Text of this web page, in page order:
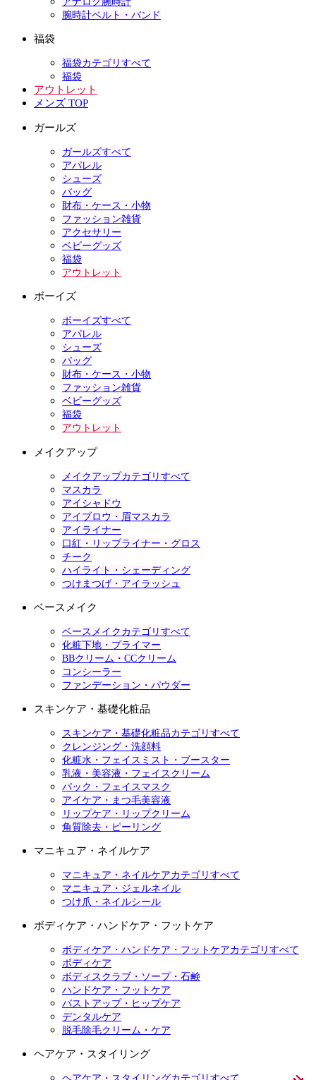
腕時計ベルト・バンド
福袋
福袋カテゴリすべて
福袋
アウトレット
メンズ TOP
ガールズ
ガールズすべて
アパレル
シューズ
バッグ
財布・ケース・小物
ファッション雑貨
アクセサリー
ベビーグッズ
福袋
アウトレット
ボーイズ
ボーイズすべて
アパレル
シューズ
バッグ
財布・ケース・小物
ファッション雑貨
ベビーグッズ
福袋
アウトレット
メイクアップ
メイクアップカテゴリすべて
マスカラ
アイシャドウ
アイブロウ・眉マスカラ
アイライナー
口紅・リップライナー・グロス
チーク
ハイライト・シェーディング
つけまつげ・アイラッシュ
ベースメイク
ベースメイクカテゴリすべて
化粧下地・プライマー
BBクリーム・CCクリーム
コンシーラー
ファンデーション・パウダー
スキンケア・基礎化粧品
スキンケア・基礎化粧品カテゴリすべて
クレンジング・洗顔料
化粧水・フェイスミスト・ブースター
乳液・美容液・フェイスクリーム
パック・フェイスマスク
アイケア・まつ毛美容液
リップケア・リップクリーム
角質除去・ピーリング
マニキュア・ネイルケア
マニキュア・ネイルケアカテゴリすべて
マニキュア・ジェルネイル
つけ爪・ネイルシール
ボディケア・ハンドケア・フットケア
ボディケア・ハンドケア・フットケアカテゴリすべて
ボディケア
ボディスクラブ・ソープ・石鹸
ハンドケア・フットケア
バストアップ・ヒップケア
デンタルケア
脱毛除毛クリーム・ケア
ヘアケア・スタイリング